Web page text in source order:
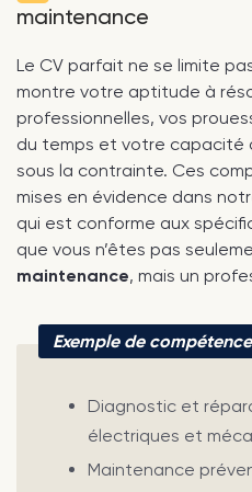
maintenance
Le CV parfait ne se limite
montre votre aptitude à
professionnelles, vos
du temps et votre capacité
sous la contrainte. Ces
mises en évidence dans
qui est conforme aux
que vous n’êtes pas
maintenance, mais un
Exemple de
Diagnostic et
électriques et
Maintenance